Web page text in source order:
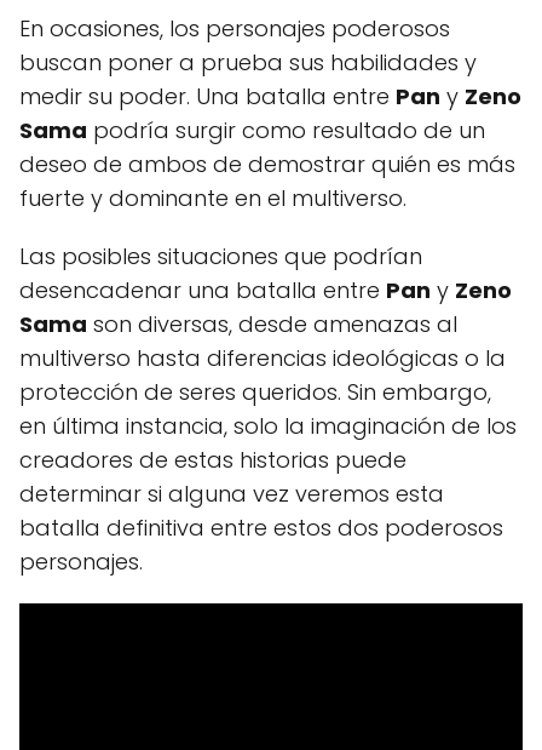
En ocasiones, los personajes poderosos
buscan poner a prueba sus habilidades y
medir su poder. Una batalla entre Pan y Zeno
Sama podría surgir como resultado de un
deseo de ambos de demostrar quién es más
fuerte y dominante en el multiverso.
Las posibles situaciones que podrían
desencadenar una batalla entre Pan y Zeno
Sama son diversas, desde amenazas al
multiverso hasta diferencias ideológicas o la
protección de seres queridos. Sin embargo,
en última instancia, solo la imaginación de los
creadores de estas historias puede
determinar si alguna vez veremos esta
batalla definitiva entre estos dos poderosos
personajes.